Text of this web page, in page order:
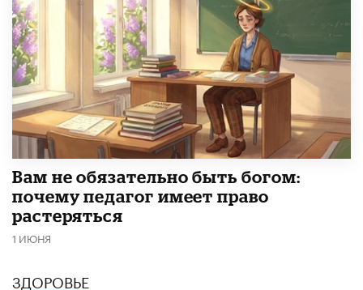
​Вам не обязательно быть богом:
почему педагог имеет право
растеряться
1 ИЮНЯ
ЗДОРОВЬЕ